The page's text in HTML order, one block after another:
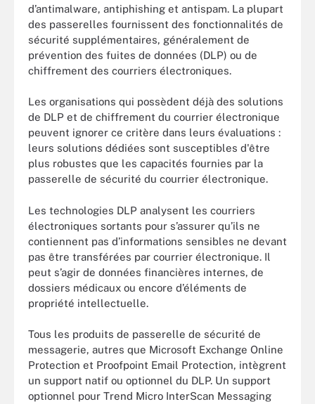
d’antimalware, antiphishing et antispam. La plupart
des passerelles fournissent des fonctionnalités de
sécurité supplémentaires, généralement de
prévention des fuites de données (DLP) ou de
chiffrement des courriers électroniques.
Les organisations qui possèdent déjà des solutions
de DLP et de chiffrement du courrier électronique
peuvent ignorer ce critère dans leurs évaluations :
leurs solutions dédiées sont susceptibles d'être
plus robustes que les capacités fournies par la
passerelle de sécurité du courrier électronique.
Les technologies DLP analysent les courriers
électroniques sortants pour s’assurer qu’ils ne
contiennent pas d’informations sensibles ne devant
pas être transférées par courrier électronique. Il
peut s’agir de données financières internes, de
dossiers médicaux ou encore d’éléments de
propriété intellectuelle.
Tous les produits de passerelle de sécurité de
messagerie, autres que Microsoft Exchange Online
Protection et Proofpoint Email Protection, intègrent
un support natif ou optionnel du DLP. Un support
optionnel pour Trend Micro InterScan Messaging